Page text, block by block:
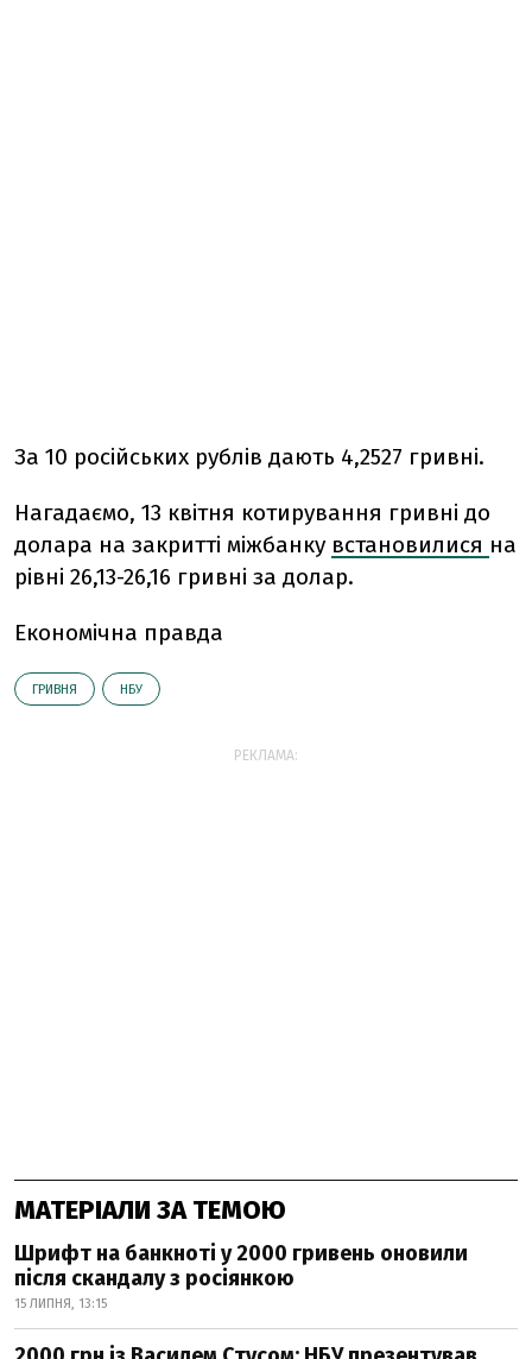
За 10 російських рублів дають 4,2527 гривні.
Нагадаємо, 13 квітня котирування гривні до
долара на закритті міжбанку встановилися на
рівні 26,13-26,16 гривні за долар.
Економічна правда
ГРИВНЯ НБУ
РЕКЛАМА:
МАТЕРІАЛИ ЗА ТЕМОЮ
Шрифт на банкноті у 2000 гривень оновили
після скандалу з росіянкою
15 ЛИПНЯ, 13:15